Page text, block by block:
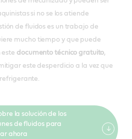
si no se los atiende
de fluidos es un trabajo de
mucho tiempo y que puede
este documento técnico gratuito,
este desperdicio a la vez que
la solución de los
de fluidos para
ahora